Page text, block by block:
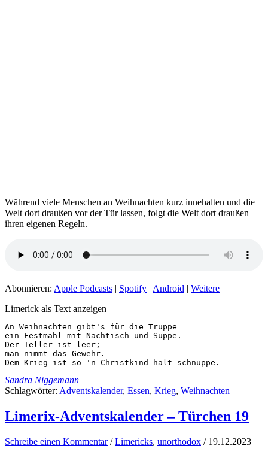
Während viele Menschen an Weihnachten kurz innehalten und die
Welt dort draußen vor der Tür lassen, folgt die Welt dort draußen
ihren eigenen Regeln.
Abonnieren: Apple Podcasts | Spotify | Android | Weitere
Limerick als Text anzeigen
An Weihnachten gibt's für die Truppe
ein Festmahl mit Nachtisch und Suppe.
Der Teller ist leer;
man nimmt das Gewehr.
Dem Krieg ist so 'n Christkind halt schnuppe.
Sandra Niggemann
Schlagwörter: Adventskalender, Essen, Krieg, Weihnachten
Limerix-Adventskalender – Türchen 19
Schreibe einen Kommentar /Limericks, unorthodox / 19.12.2023